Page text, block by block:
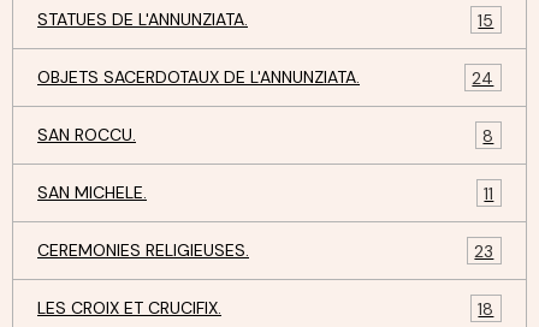
STATUES DE L'ANNUNZIATA. 15
OBJETS SACERDOTAUX DE L'ANNUNZIATA. 24
SAN ROCCU. 8
SAN MICHELE. 11
CEREMONIES RELIGIEUSES. 23
LES CROIX ET CRUCIFIX. 18